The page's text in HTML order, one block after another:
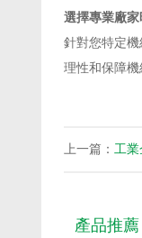
選擇專業廠
針對您特定
理性和保障機
上一篇： 工業
產品推薦